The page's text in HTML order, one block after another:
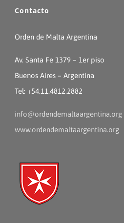
Contacto
Orden de Malta Argentina
Av. Santa Fe 1379 – 1er piso
Buenos Aires – Argentina
Tel: +54.11.4812.2882
info@ordendemaltaargentina.org
www.ordendemaltaargentina.org